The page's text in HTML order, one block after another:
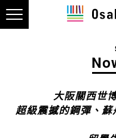
大阪關西世
超級震撼的鋼彈、